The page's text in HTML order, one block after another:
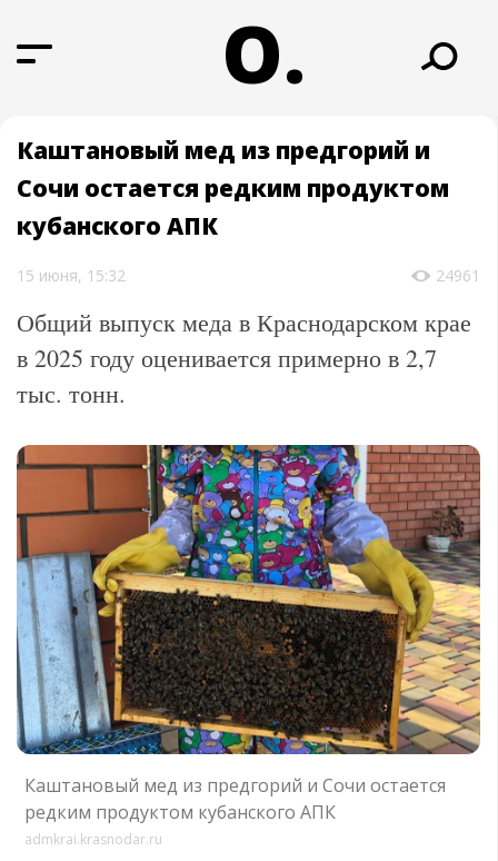
О.
Каштановый мед из предгорий и
Сочи остается редким продуктом
кубанского АПК
15 июня, 15:32 24961
Общий выпуск меда в Краснодарском крае
в 2025 году оценивается примерно в 2,7
тыс. тонн.
Каштановый мед из предгорий и Сочи остается
редким продуктом кубанского АПК
admkrai.krasnodar.ru